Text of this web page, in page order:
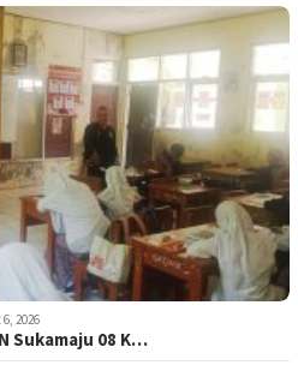
2026
Sukamaju 08 K…